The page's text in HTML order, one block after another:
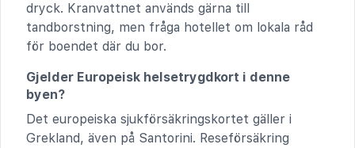
dryck. Kranvattnet används gärna till
tandborstning, men fråga hotellet om lokala råd
för boendet där du bor.
Gjelder Europeisk helsetrygdkort i denne
byen?
Det europeiska sjukförsäkringskortet gäller i
Grekland, även på Santorini. Reseförsäkring